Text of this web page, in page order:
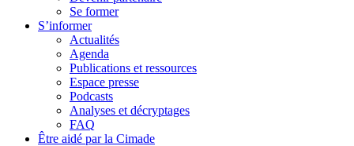
Se former
S’informer
Actualités
Agenda
Publications et ressources
Espace presse
Podcasts
Analyses et décryptages
FAQ
Être aidé par la Cimade